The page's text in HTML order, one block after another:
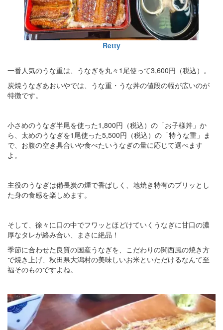
Retty
一番人気のうな重は、うなぎを丸々1尾使って3,600円（税込）。
炭焼うなぎあおいやでは、うな重・うな丼の値段の幅が広いのが
特徴です。
小さめのうなぎ半尾を使った1,800円（税込）の「お子様丼」か
ら、太めのうなぎを1尾使った5,500円（税込）の「特うな重」ま
で、お腹の空き具合いや食べたいうなぎの量に応じて選べます
よ。
主役のうなぎは備長炭の煙で香ばしく、地焼き特有のプリッとし
た身の食感を楽しめます。
そして、徐々に口の中でフワッとほどけていくうなぎに甘口の濃
厚なタレが絡み合い、まさに絶品！
季節に合わせた良質の国産うなぎを、こだわりの関西風の焼き方
で焼き上げ、秋田県大潟村の美味しいお米といただけるなんて至
福そのものですよね。